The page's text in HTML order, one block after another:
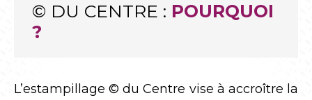
© DU CENTRE : POURQUOI
?
L’estampillage © du Centre vise à accroître la